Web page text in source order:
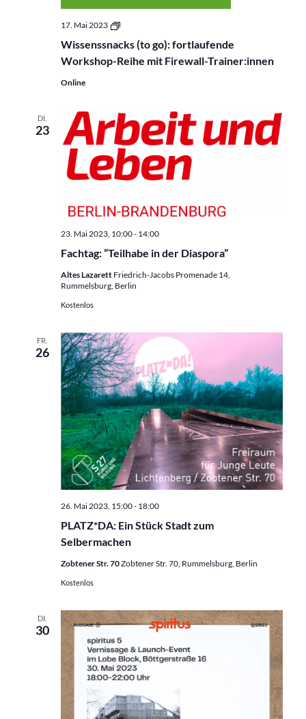
Wissenssnacks (to go): fortlaufende
Workshop-Reihe mit Firewall-Trainer:innen
17. Mai 2023
Wissenssnacks
go):
fortlaufende
Workshop-
Trainer:innen
Online
DI.
23
Fachtag: “Teilhabe in der Diaspora”
23. Mai 2023, 10:00- 14:00
Altes Lazarett Friedrich-Jacobs Promenade 14,
Rummelsburg, Berlin
Kostenlos
FR.
26
PLATZ*DA: Ein Stück Stadt zum
Selbermachen
26. Mai 2023, 15:00- 18:00
Zobtener Str. 70Zobtener Str. 70, Rummelsburg, Berlin
Kostenlos
DI.
30